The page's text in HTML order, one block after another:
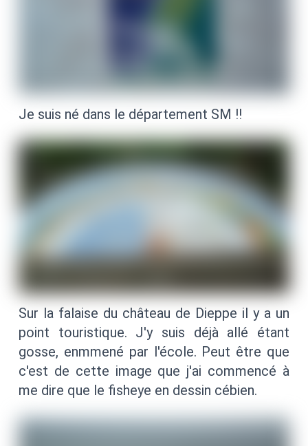
Je suis né dans le département SM !!
Sur la falaise du château de Dieppe il y a un
point touristique. J'y suis déjà allé étant
gosse, enmmené par l'école. Peut être que
c'est de cette image que j'ai commencé à
me dire que le fisheye en dessin cébien.